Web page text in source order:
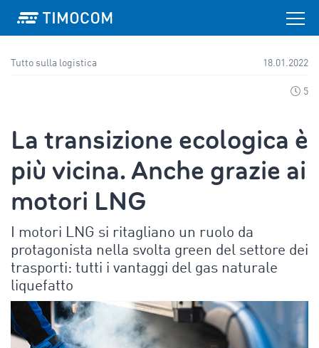
Tutto sulla logistica 18.01.2022
5
La transizione ecologica è
più vicina. Anche grazie ai
motori LNG
I motori LNG si ritagliano un ruolo da
protagonista nella svolta green del settore dei
trasporti: tutti i vantaggi del gas naturale
liquefatto